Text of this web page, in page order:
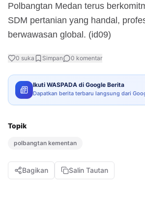
Polbangtan Medan terus
SDM pertanian yang handal,
berwawasan global. (id09)
0 suka Simpan 0 komentar
Ikuti WASPADA di Google Berita
Dapatkan berita terbaru langsung dari
Topik
polbangtan kementan
Bagikan Salin Tautan